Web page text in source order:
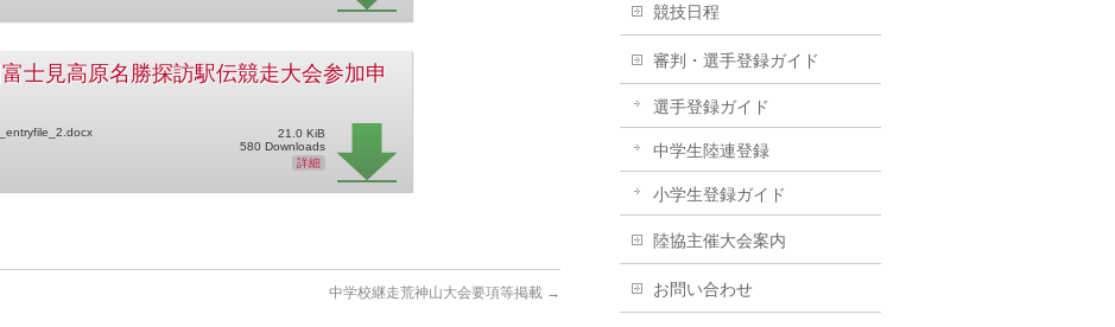
士見高原名勝探訪駅伝競走大会参加申
21.0 KiB
580 Downloads
詳細
中学校継走荒神山大会要項等掲載 →
競技日程
審判・選手登録ガイド
選手登録ガイド
中学生陸連登録
小学生登録ガイド
陸協主催大会案内
お問い合わせ